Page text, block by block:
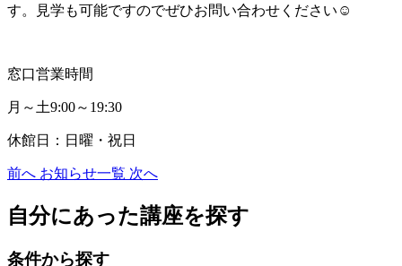
す。見学も可能ですのでぜひお問い合わせください☺
窓口営業時間
月～土9:00～19:30
休館日：日曜・祝日
前へ お知らせ一覧 次へ
自分にあった講座を探す
条件から探す